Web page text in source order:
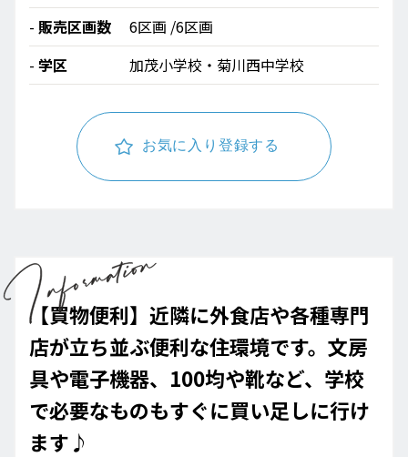
販売区画数
6区画 /6区画
学区
加茂小学校・菊川西中学校
お気に入り登録する
【買物便利】近隣に外食店や各種専門
店が立ち並ぶ便利な住環境です。文房
具や電子機器、100均や靴など、学校
で必要なものもすぐに買い足しに行け
ます♪